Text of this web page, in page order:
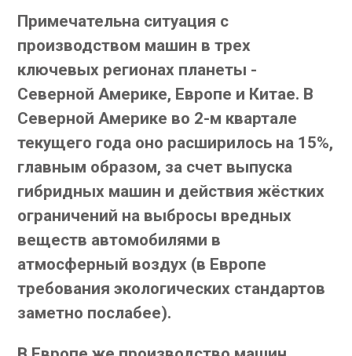
Примечательна ситуация с
производством машин в трех
ключевых регионах планеты -
Северной Америке, Европе и Китае. В
Северной Америке во 2-м квартале
текущего года оно расширилось на 15%,
главным образом, за счет выпуска
гибридных машин и действия жёстких
ограничений на выбросы вредных
веществ автомобилями в
атмосферный воздух (в Европе
требования экологических стандартов
заметно послабее).